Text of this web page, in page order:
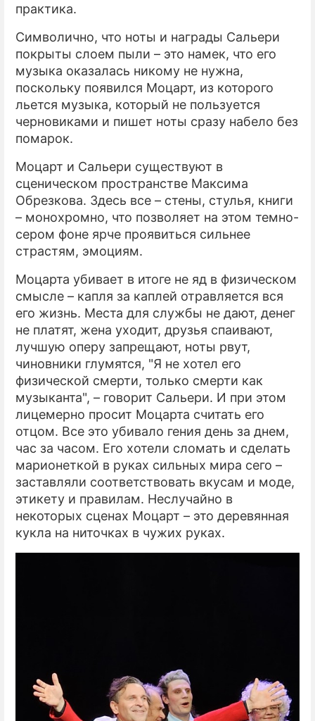
практика.
Символично, что ноты и награды Сальери
покрыты слоем пыли – это намек, что его
музыка оказалась никому не нужна,
поскольку появился Моцарт, из которого
льется музыка, который не пользуется
черновиками и пишет ноты сразу набело без
помарок.
Моцарт и Сальери существуют в
сценическом пространстве Максима
Обрезкова. Здесь все – стены, стулья, книги
– монохромно, что позволяет на этом темно-
сером фоне ярче проявиться сильнее
страстям, эмоциям.
Моцарта убивает в итоге не яд в физическом
смысле – капля за каплей отравляется вся
его жизнь. Места для службы не дают, денег
не платят, жена уходит, друзья спаивают,
лучшую оперу запрещают, ноты рвут,
чиновники глумятся, "Я не хотел его
физической смерти, только смерти как
музыканта", – говорит Сальери. И при этом
лицемерно просит Моцарта считать его
отцом. Все это убивало гения день за днем,
час за часом. Его хотели сломать и сделать
марионеткой в руках сильных мира сего –
заставляли соответствовать вкусам и моде,
этикету и правилам. Неслучайно в
некоторых сценах Моцарт – это деревянная
кукла на ниточках в чужих руках.